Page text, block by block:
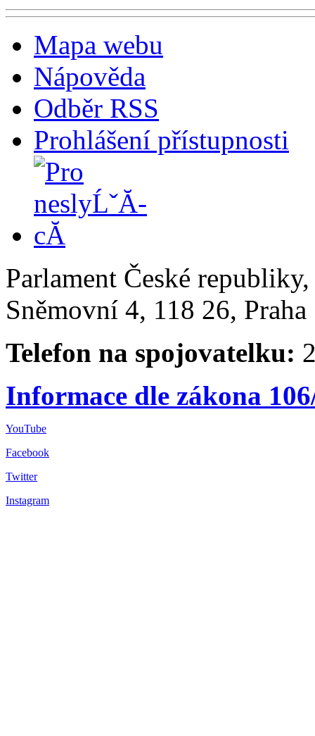
Mapa webu
Nápověda
Odběr RSS
Prohlášení přístupnosti
Parlament České
Sněmovní 4, 118 26,
Telefon na spojovatelku:
Informace dle zákona
YouTube
Facebook
Twitter
Instagram